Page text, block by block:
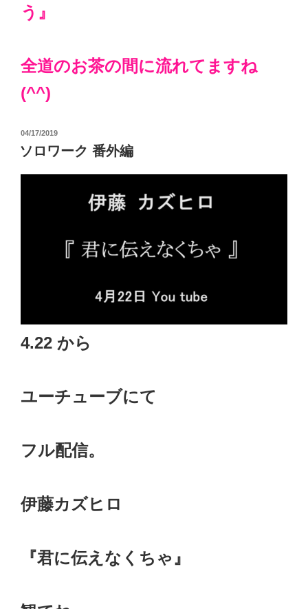
う』
全道のお茶の間に流れてますね
(^^)
投
稿
日:
04/17/2019
ソロワーク 番外編
4.22 から
ユーチューブにて
フル配信。
伊藤カズヒロ
『君に伝えなくちゃ』